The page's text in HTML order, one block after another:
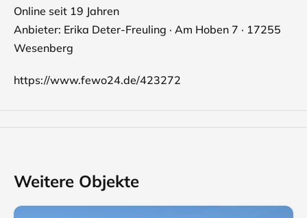
Online seit 19 Jahren
Anbieter: Erika Deter-Freuling · Am Hoben 7 · 17255
Wesenberg
https://www.fewo24.de/423272
Weitere Objekte